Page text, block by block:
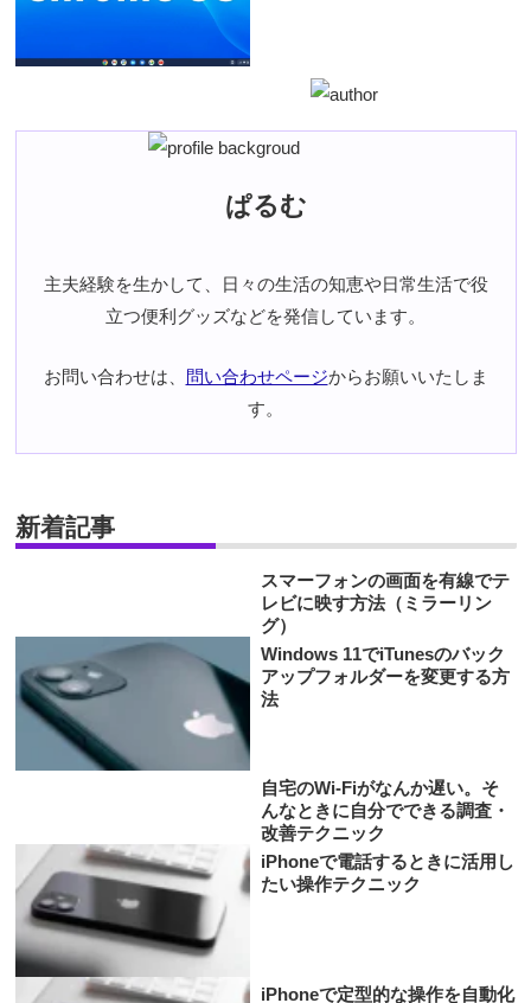
ぱるむ
主夫経験を生かして、日々の生活の知恵や日常生活で役
立つ便利グッズなどを発信しています。
お問い合わせは、 問い合わせページからお願いいたしま
す。
新着記事
スマーフォンの画面を有線でテ
レビに映す方法（ミラーリン
グ）
Windows 11でiTunesのバック
アップフォルダーを変更する方
法
自宅のWi-Fiがなんか遅い。そ
んなときに自分でできる調査・
改善テクニック
iPhoneで電話するときに活用し
たい操作テクニック
iPhoneで定型的な操作を自動化